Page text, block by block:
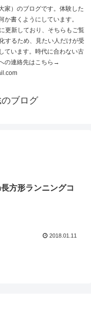
家）のブログです。体験した
書くようにしています。
更新しており、そちらもご覧
するため、見たい人だけが受
ています。時代に合わない古
の連絡先はこちら→
ブログ
方形ランニングコ
2018.01.11